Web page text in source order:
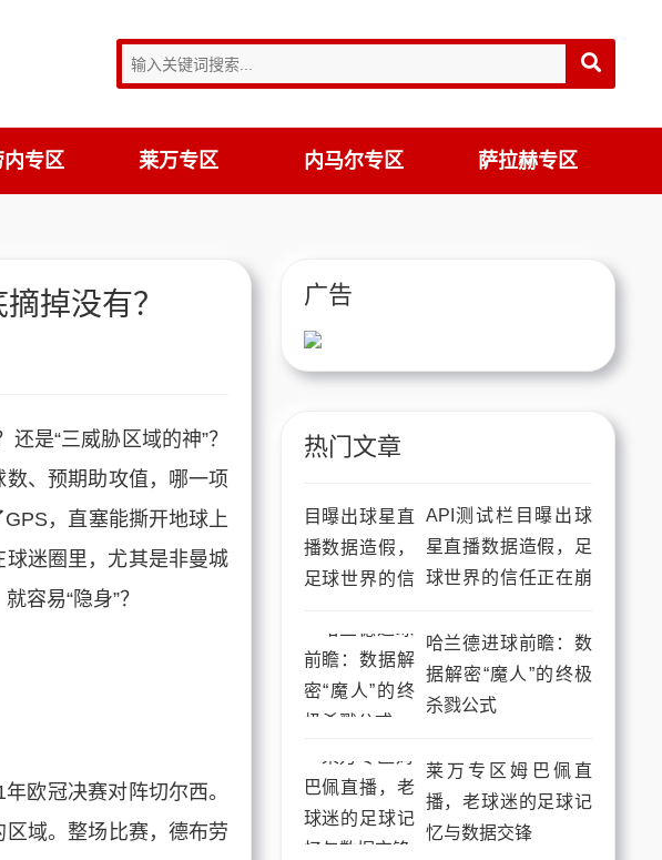
专区 莱万专区 内马尔专区 萨拉赫专区
掉没有？
是“三威胁区域的神”？
、预期助攻值，哪一项
，直塞能撕开地球上
迷圈里，尤其是非曼城
容易“隐身”？
欧冠决赛对阵切尔西。
域。整场比赛，德布劳
广告
热门文章
API测试栏目曝出球
星直播数据造假，足
球世界的信任正在崩
哈兰德进球前瞻：数
据解密“魔人”的终极
杀戮公式
莱万专区姆巴佩直
播，老球迷的足球记
忆与数据交锋